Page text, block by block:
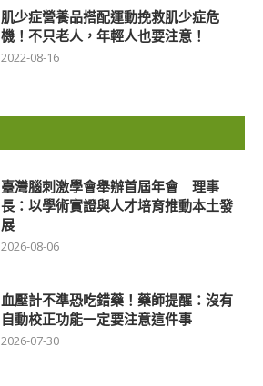
肌少症營養品搭配運動挽救肌少症危
機！不只老人，年輕人也要注意！
2022-08-16
臺灣腦刺激學會舉辦首屆年會 理事
長：以學術實證與人才培育推動本土發
展
2026-08-06
血壓計不準恐吃錯藥！藥師提醒：沒有
自動校正功能一定要注意這件事
2026-07-30